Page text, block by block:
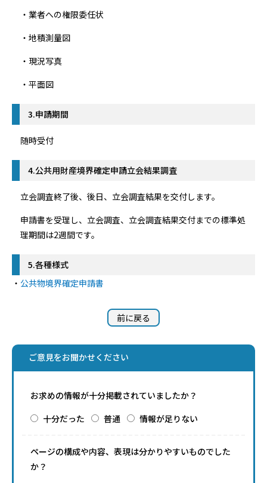
・業者への権限委任状
・地積測量図
・現況写真
・平面図
3.申請期間
随時受付
4.公共用財産境界確定申請立会結果調査
立会調査終了後、後日、立会調査結果を交付します。
申請書を受理し、立会調査、立会調査結果交付までの標準処
理期間は2週間です。
5.各種様式
・ 公共物境界確定申請書
前に戻る
ご意見をお聞かせください
お求めの情報が十分掲載されていましたか？
十分だった
普通 情報が足りない
ページの構成や内容、表現は分かりやすいものでした
か？